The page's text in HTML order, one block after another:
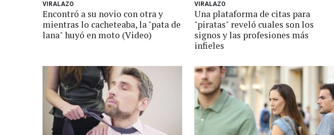
VIRALAZO
Encontró a su novio con otra y
mientras lo cacheteaba, la "pata de
lana" huyó en moto (Video)
VIRALAZO
Una plataforma de citas para
"piratas" reveló cuales son los
signos y las profesiones más
infieles